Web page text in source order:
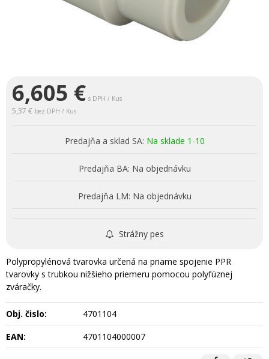
6,605 € s DPH / Kus
5,37 € bez DPH / Kus
Predajňa a sklad SA: Na sklade 1-10
Predajňa BA: Na objednávku
Predajňa LM: Na objednávku
Strážny pes
Polypropylénová tvarovka určená na priame spojenie PPR
tvarovky s trubkou nižšieho priemeru pomocou polyfúznej
zváračky.
Obj. čislo:
4701104
EAN:
4701104000007